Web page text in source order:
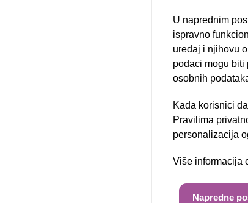
Nova
U naprednim
ispravno
uređaj i njihovu
podaci mogu biti
osobnih
Kada korisnici
Pravilima
personalizacija
Više informacija
Napredne